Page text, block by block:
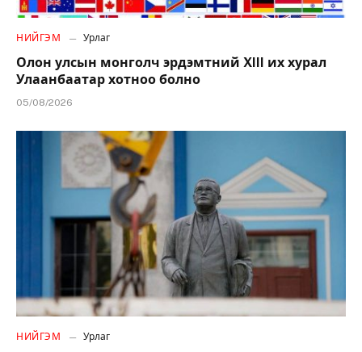
НИЙГЭМ Урлаг
Олон улсын монголч эрдэмтний XIII их хурал
Улаанбаатар хотноо болно
05/08/2026
НИЙГЭМ Урлаг